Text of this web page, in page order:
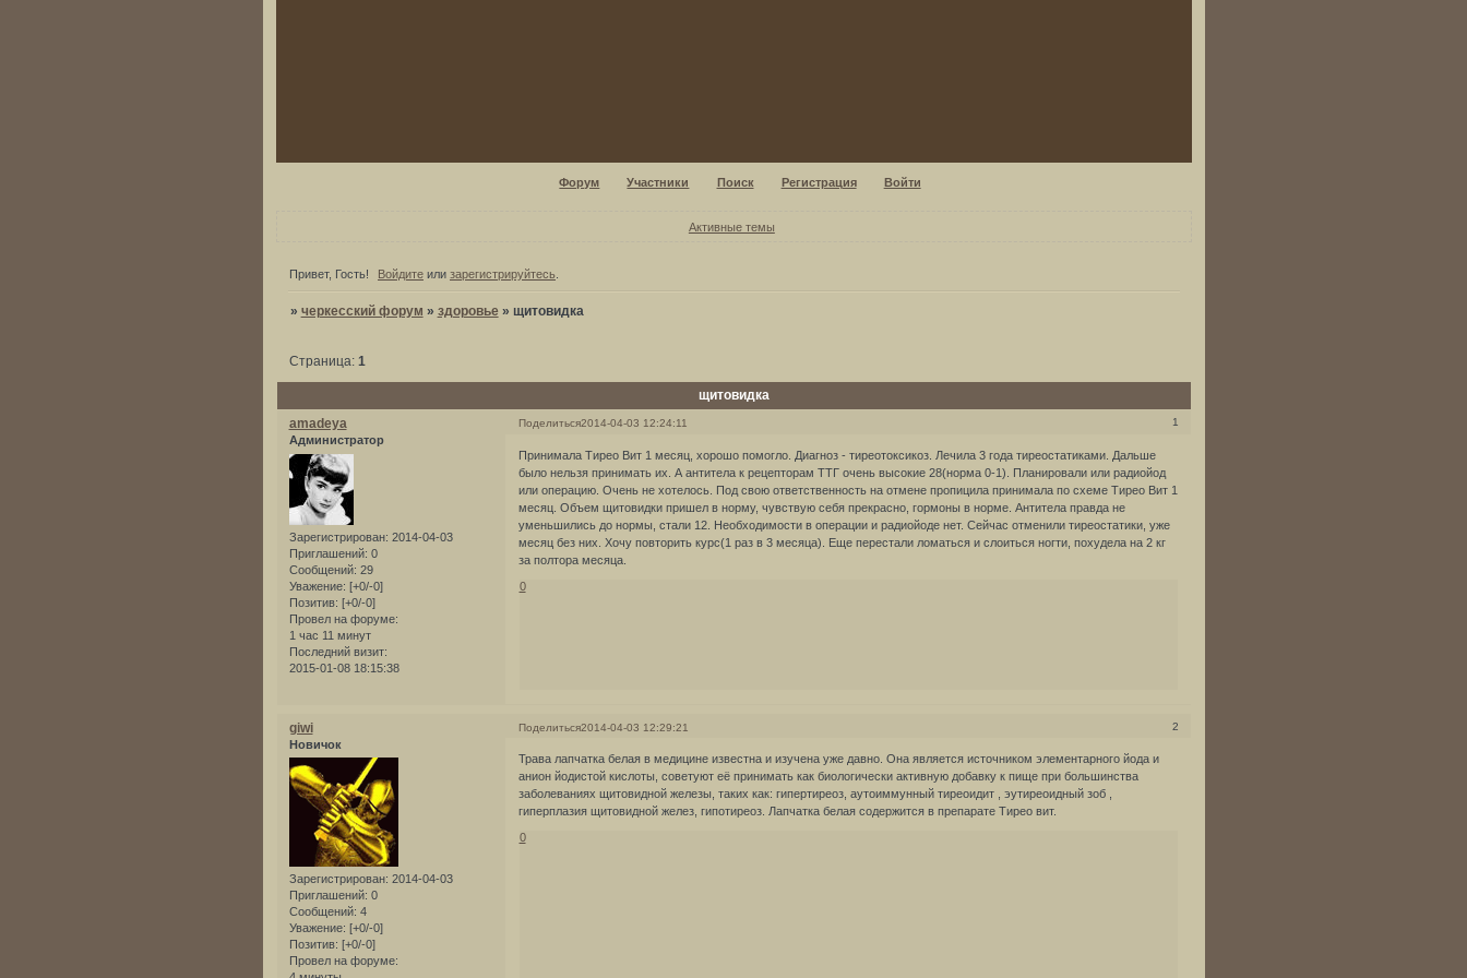
Форум Участники Поиск Регистрация Войти
Активные темы
Привет, Гость! Войдите или зарегистрируйтесь
» черкесский форум » здоровье » щитовидка
щитовидка
Страница: 1
Поделиться 1
2014-04-03 12:24:11
amadeya
Администратор
Зарегистрирован: 2014-04-03
Приглашений: 0
Сообщений: 29
Уважение: [+0/-0]
Позитив: [+0/-0]
Провел на форуме:
1 час 11 минут
Последний визит:
2015-01-08 18:15:38
Принимала Тирео Вит 1 месяц, хорошо помогло. Диагноз - тиреотоксикоз. Лечила 3 года тиреостатиками. Дальше
было нельзя принимать их. А антитела к рецепторам ТТГ очень высокие 28(норма 0-1). Планировали или радиойод
или операцию. Очень не хотелось. Под свою ответственность на отмене пропицила принимала по схеме Тирео Вит 1
месяц. Объем щитовидки пришел в норму, чувствую себя прекрасно, гормоны в норме. Антитела правда не
уменьшились до нормы, стали 12. Необходимости в операции и радиойоде нет. Сейчас отменили тиреостатики, уже
месяц без них. Хочу повторить курс(1 раз в 3 месяца). Еще перестали ломаться и слоиться ногти, похудела на 2 кг
за полтора месяца.
0
Поделиться 2
2014-04-03 12:29:21
giwi
Новичок
Зарегистрирован: 2014-04-03
Приглашений: 0
Сообщений: 4
Уважение: [+0/-0]
Позитив: [+0/-0]
Провел на форуме:
Трава лапчатка белая в медицине известна и изучена уже давно. Она является источником элементарного йода и
анион йодистой кислоты, советуют её принимать как биологически активную добавку к пище при большинства
заболеваниях щитовидной железы, таких как: гипертиреоз, аутоиммунный тиреоидит , эутиреоидный зоб ,
гиперплазия щитовидной желез, гипотиреоз. Лапчатка белая содержится в препарате Тирео вит.
0